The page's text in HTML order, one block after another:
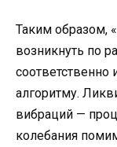
Таким образом,
возникнуть по
соответственно
алгоритму.
вибраций —
колебания